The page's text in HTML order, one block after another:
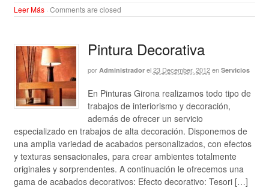
Leer Más· Comments are closed
Pintura Decorativa
por Administrador el 23 December, 2012 en Servicios
En Pinturas Girona realizamos todo tipo de
trabajos de interiorismo y decoración,
además de ofrecer un servicio
especializado en trabajos de alta decoración. Disponemos de
una amplia variedad de acabados personalizados, con efectos
y texturas sensacionales, para crear ambientes totalmente
originales y sorprendentes. A continuación le ofrecemos una
gama de acabados decorativos: Efecto decorativo: Tesori […]